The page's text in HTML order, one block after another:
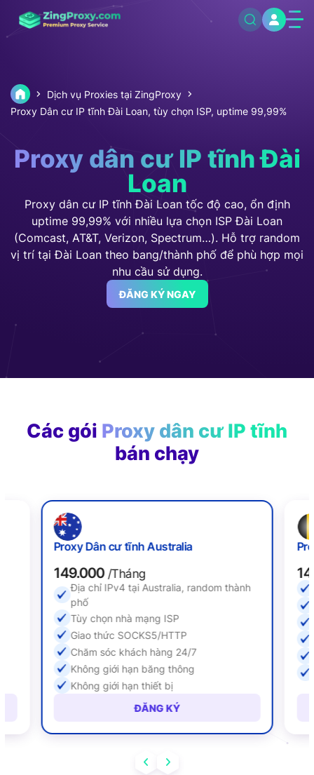
Dịch vụ Proxies tại ZingProxy
Proxy Dân cư IP tĩnh Đài Loan, tùy chọn ISP, uptime 99,99%
Proxy dân cư IP tĩnh Đài
Loan
Proxy dân cư IP tĩnh Đài Loan tốc độ cao, ổn định
uptime 99,99% với nhiều lựa chọn ISP Đài Loan
(Comcast, AT&T, Verizon, Spectrum…). Hỗ trợ random
vị trí tại Đài Loan theo bang/thành phố để phù hợp mọi
nhu cầu sử dụng.
ĐĂNG KÝ NGAY
Các gói Proxy dân cư IP tĩnh
bán chạy
Proxy Dân cư tĩnh Australia
149.000/Tháng
Địa chỉ IPv4 tại Australia, random thành
phố
Tùy chọn nhà mạng ISP
Giao thức SOCKS5/HTTP
Chăm sóc khách hàng 24/7
Không giới hạn băng thông
Không giới hạn thiết bị
ĐĂNG KÝ